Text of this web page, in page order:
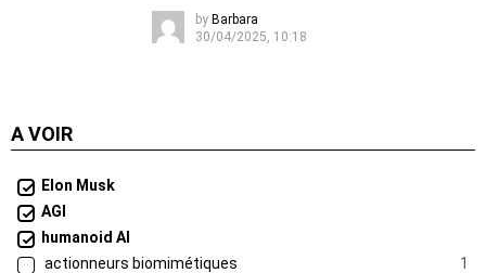
by Barbara
30/04/2025, 10:18
A VOIR
Elon Musk
AGI
humanoid AI
actionneurs biomimétiques
1